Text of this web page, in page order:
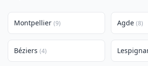
Montpellier (9) Agde (8)
Béziers (4)